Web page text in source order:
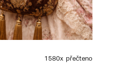
1580x přečteno